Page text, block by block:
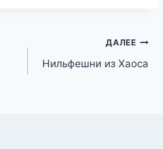
ДАЛЕЕ
Нильфешни из Хаоса